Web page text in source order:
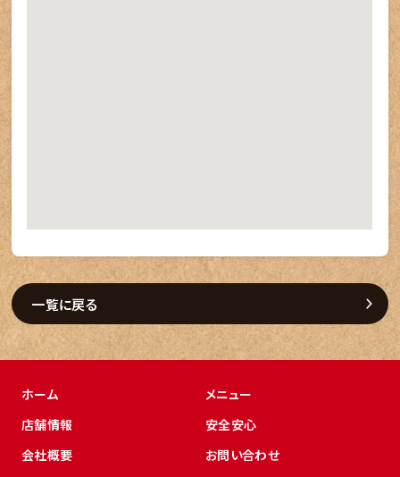
一覧に戻る
ホーム
メニュー
店舗情報
安全安心
会社概要
お問い合わせ